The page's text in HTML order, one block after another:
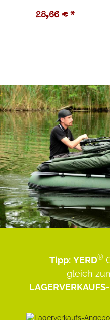
28,66 € *
Tipp: YERD®
gleich